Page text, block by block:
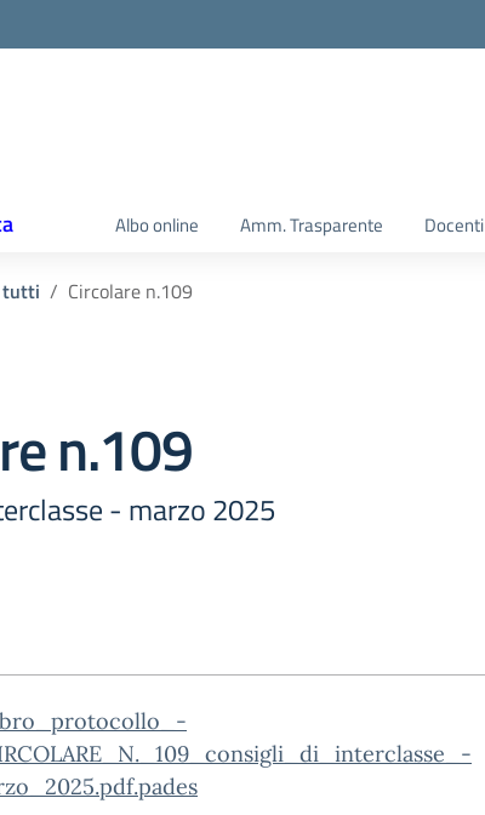
Albo online Amm. Trasparente Docenti
tutti Circolare n.109
n.109
- marzo 2025